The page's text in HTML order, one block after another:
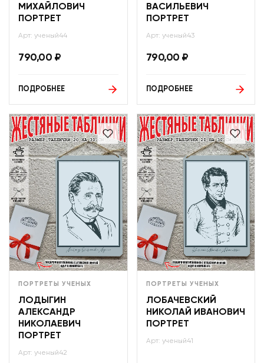
МИХАЙЛОВИЧ
ПОРТРЕТ
Арт: ученый44
790,00 ₽
ПОДРОБНЕЕ
ВАСИЛЬЕВИЧ
ПОРТРЕТ
Арт: ученый43
790,00 ₽
ПОДРОБНЕЕ
ПОРТРЕТЫ УЧЕНЫХ
ЛОДЫГИН
АЛЕКСАНДР
НИКОЛАЕВИЧ
ПОРТРЕТ
Арт: ученый42
ПОРТРЕТЫ УЧЕНЫХ
ЛОБАЧЕВСКИЙ
НИКОЛАЙ ИВАНОВИЧ
ПОРТРЕТ
Арт: ученый41